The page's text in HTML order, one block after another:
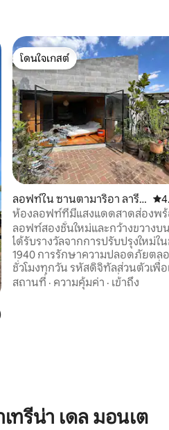
ลี่ย 5 จาก 5, 18 รีวิว
โดนใจเกสต์
โดนใจเกสต์
ลอฟท์ใน ซานตามาริอา ลารีเบ
ร่า
คะ
ห้องลอฟท์ที่มีแสงแดดสาดส่องพ
ระเบียงขนาดใหญ่ในย่านประวัติศ
ลอฟท์สองชั้นใหม่และกว้างขวางบ
ได้รับรางวัลจากการปรับปรุงใหม่ใ
1940 การรักษาความปลอดภัยตล
ชั่วโมงทุกวัน รหัสดิจิทัลส่วนตัวเพื่อ
ทเมนท์ Wi-Fi ห้องครัวที่มีอุปกรณ์ค
สมาร์ททีวีพร้อมเน็ตฟลิกซ์/มูบี และ
สถานที่ · ความคุ้มค่า · เข้าถึง
รีน่า เดล มอนเต